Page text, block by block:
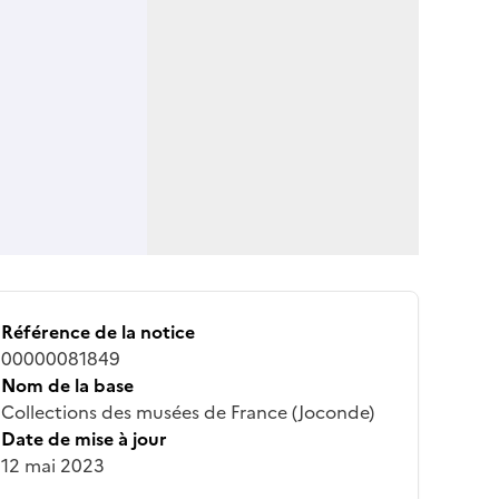
Référence de la notice
00000081849
Nom de la base
Collections des musées de France (Joconde)
Date de mise à jour
12 mai 2023